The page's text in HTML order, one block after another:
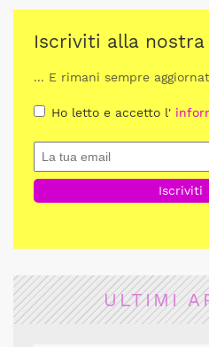
Iscriviti alla
... E rimani sempre
Ho letto e accetto l'
ULTIMI